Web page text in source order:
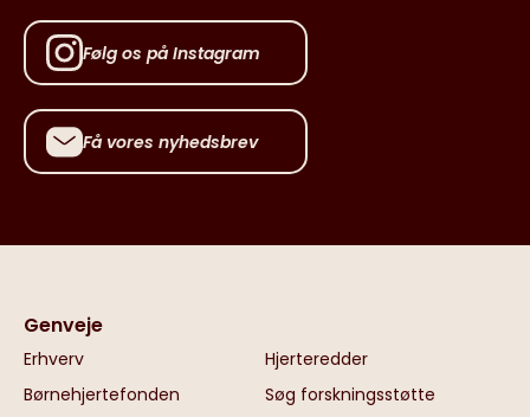
Følg os på Instagram
Få vores nyhedsbrev
Genveje
Erhverv
Hjerteredder
Børnehjertefonden
Søg forskningsstøtte